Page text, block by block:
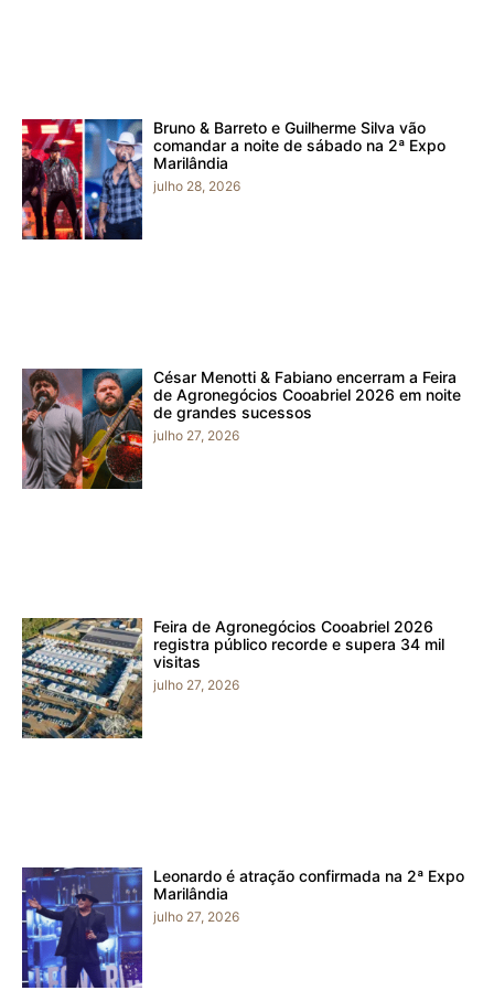
Bruno & Barreto e Guilherme Silva vão
comandar a noite de sábado na 2ª Expo
Marilândia
julho 28, 2026
César Menotti & Fabiano encerram a Feira
de Agronegócios Cooabriel 2026 em noite
de grandes sucessos
julho 27, 2026
Feira de Agronegócios Cooabriel 2026
registra público recorde e supera 34 mil
visitas
julho 27, 2026
Leonardo é atração confirmada na 2ª Expo
Marilândia
julho 27, 2026